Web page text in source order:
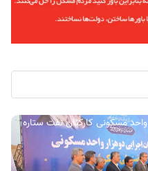
گزارش تصویری/ آیین کلنگ زنی ۲۰۰۰ واحد مسکونی کارکنان نفت ستاره